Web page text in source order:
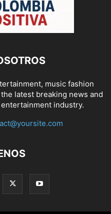
music fashion
latest breaking news and
industry.